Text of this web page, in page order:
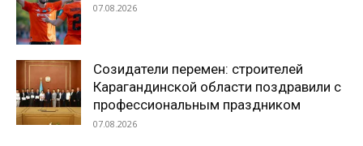
07.08.2026
Созидатели перемен: строителей
Карагандинской области поздравили с
профессиональным праздником
07.08.2026